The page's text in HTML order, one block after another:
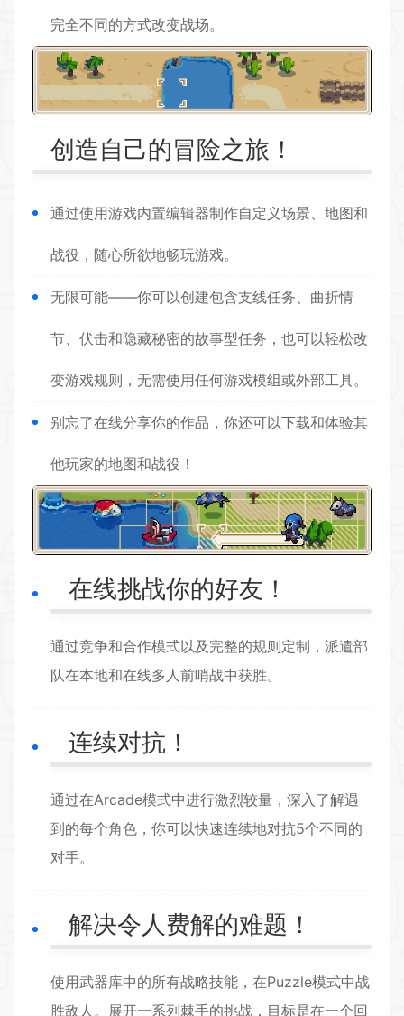
完全不同的方式改变战场。
创造自己的冒险之旅！
通过使用游戏内置编辑器制作自定义场景、地图和
战役，随心所欲地畅玩游戏。
无限可能——你可以创建包含支线任务、曲折情
节、伏击和隐藏秘密的故事型任务，也可以轻松改
变游戏规则，无需使用任何游戏模组或外部工具。
别忘了在线分享你的作品，你还可以下载和体验其
他玩家的地图和战役！
在线挑战你的好友！
通过竞争和合作模式以及完整的规则定制，派遣部
队在本地和在线多人前哨战中获胜。
连续对抗！
通过在Arcade模式中进行激烈较量，深入了解遇
到的每个角色，你可以快速连续地对抗5个不同的
对手。
解决令人费解的难题！
使用武器库中的所有战略技能，在Puzzle模式中战
胜敌人。展开一系列棘手的挑战，目标是在一个回